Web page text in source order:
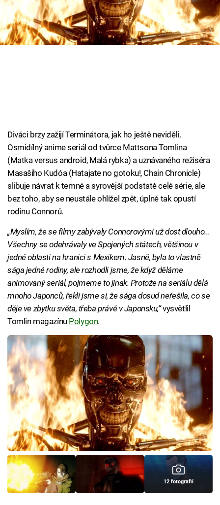
Cool Esport
Pořady
Sledujte nás
Diváci brzy zažijí Terminátora, jak ho ještě neviděli.
Osmidílný anime seriál od tvůrce Mattsona Tomlina
(Matka versus android, Malá rybka) a uznávaného režiséra
Masašiho Kudóa (Hatajate no gotoku!, Chain Chronicle)
slibuje návrat k temné a syrovější podstatě celé série, ale
bez toho, aby se neustále ohlížel zpět, úplně tak opustí
rodinu Connorů.
„Myslím, že se filmy zabývaly Connorovými už dost dlouho...
Všechny se odehrávaly ve Spojených státech, většinou v
jedné oblasti na hranici s Mexikem. Jasně, byla to vlastně
sága jedné rodiny, ale rozhodli jsme, že když děláme
animovaný seriál, pojmeme to jinak. Protože na seriálu dělá
mnoho Japonců, řekli jsme si, že sága dosud neřešila, co se
děje ve zbytku světa, třeba právě v Japonsku,“vysvětlil
Tomlin magazínu Polygon.
12 fotografií